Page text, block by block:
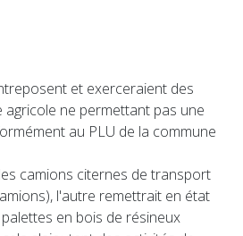
et exerceraient des
agricole ne permettant pas une
au PLU de la commune
camions citernes de transport
l'autre remettrait en état
en bois de résineux